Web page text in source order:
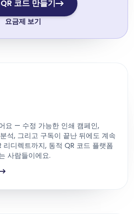
코드 만들기
요금제 보기
요 — 수정 가능한 인쇄 캠페인,
석, 그리고 구독이 끝난 뒤에도 계속
리디렉트까지, 동적 QR 코드 플랫폼
사람들이에요.